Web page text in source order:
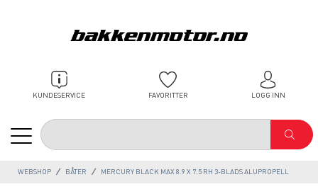
KUNDESERVICE FAVORITTER LOGG INN
WEBSHOP BÅTER MERCURY BLACK MAX 8.9 X 7.5 RH 3-BLADS ALUPROPELL